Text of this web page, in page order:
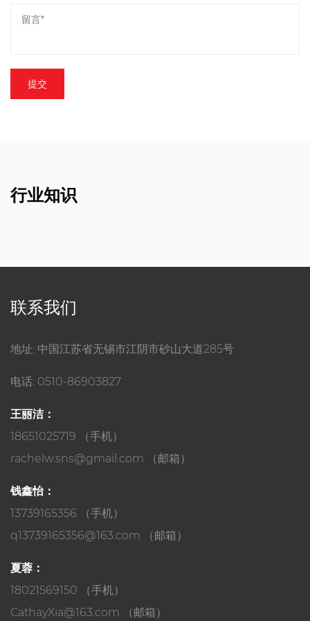
行业知识
联系我们
地址: 中国江苏省无锡市江阴市砂山大道285号
电话: 0510-86903827
王丽洁：
18651025719 （手机）
rachelw.sns@gmail.com （邮箱）
钱鑫怡：
13739165356 （手机）
q13739165356@163.com （邮箱）
夏蓉：
18021569150 （手机）
CathayXia@163.com （邮箱）